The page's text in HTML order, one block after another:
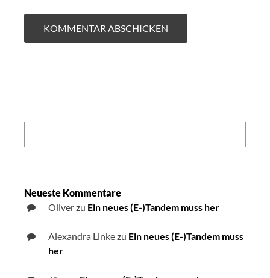
Neueste Kommentare
Oliverzu Ein neues (E-)Tandem muss her
Alexandra Linkezu Ein neues (E-)Tandem muss
her